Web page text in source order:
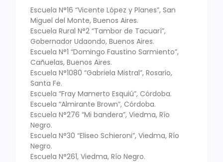
Escuela N°16 “Vicente López y Planes”, San
Miguel del Monte, Buenos Aires.
Escuela Rural N°2 “Tambor de Tacuarí”,
Gobernador Udaondo, Buenos Aires.
Escuela N°1 “Domingo Faustino Sarmiento”,
Cañuelas, Buenos Aires.
Escuela N°1080 “Gabriela Mistral”, Rosario,
Santa Fe.
Escuela “Fray Mamerto Esquiú”, Córdoba.
Escuela “Almirante Brown”, Córdoba.
Escuela N°276 “Mi bandera”, Viedma, Río
Negro.
Escuela N°30 “Eliseo Schieroni”, Viedma, Río
Negro.
Escuela N°261, Viedma, Río Negro.